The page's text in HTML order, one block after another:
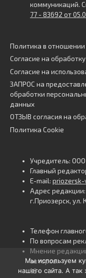
коммуникаций.
77 - 83692 от
Политика в
Согласие на
Согласие на
ЗАПРОС на
обработки
данных
ОТЗЫВ согласия на
Политика Cookie
Учредитель:
Главный
E-mail: priozersk-
Адрес
г.Приозерск, ул.
Телефон
По вопросам
Мнение
авторов.
16+
Мы используем
нашего сайта. А